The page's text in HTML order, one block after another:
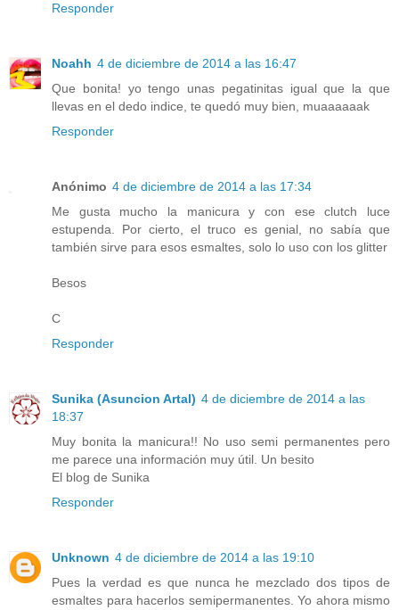
Responder
Noahh 4 de diciembre de 2014 a las 16:47
Que bonita! yo tengo unas pegatinitas igual que la que
llevas en el dedo indice, te quedó muy bien, muaaaaaak
Responder
Anónimo 4 de diciembre de 2014 a las 17:34
Me gusta mucho la manicura y con ese clutch luce
estupenda. Por cierto, el truco es genial, no sabía que
también sirve para esos esmaltes, solo lo uso con los glitter
Besos
C
Responder
Sunika (Asuncion Artal) 4 de diciembre de 2014 a las
18:37
Muy bonita la manicura!! No uso semi permanentes pero
me parece una información muy útil. Un besito
El blog de Sunika
Responder
Unknown 4 de diciembre de 2014 a las 19:10
Pues la verdad es que nunca he mezclado dos tipos de
esmaltes para hacerlos semipermanentes. Yo ahora mismo